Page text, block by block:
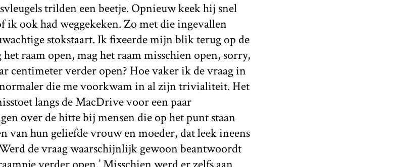
trilden een beetje. Opnieuw keek hij snel
ik ook had weggekeken. Zo met die ingevallen
stokstaart. Ik fixeerde mijn blik terug op de
raam open, mag het raam misschien open, sorry,
centimeter verder open? Hoe vaker ik de vraag in
die me voorkwam in al zijn trivialiteit. Het
langs de MacDrive voor een paar
over de hitte bij mensen die op het punt staan
van hun geliefde vrouw en moeder, dat leek ineens
de vraag waarschijnlijk gewoon beantwoordt